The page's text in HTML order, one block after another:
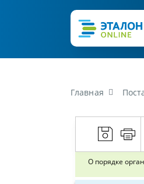
Главная
О порядке